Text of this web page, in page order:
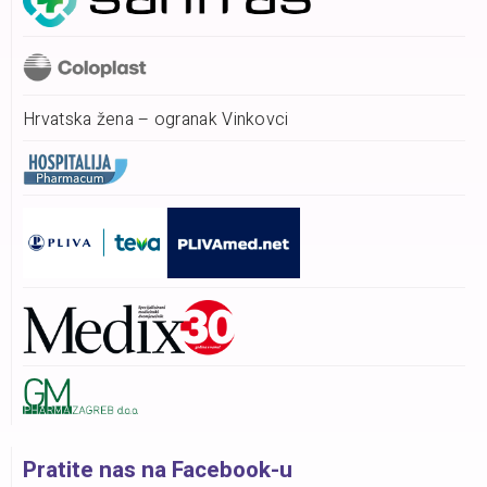
Hrvatska žena – ogranak Vinkovci
Pratite nas na Facebook-u